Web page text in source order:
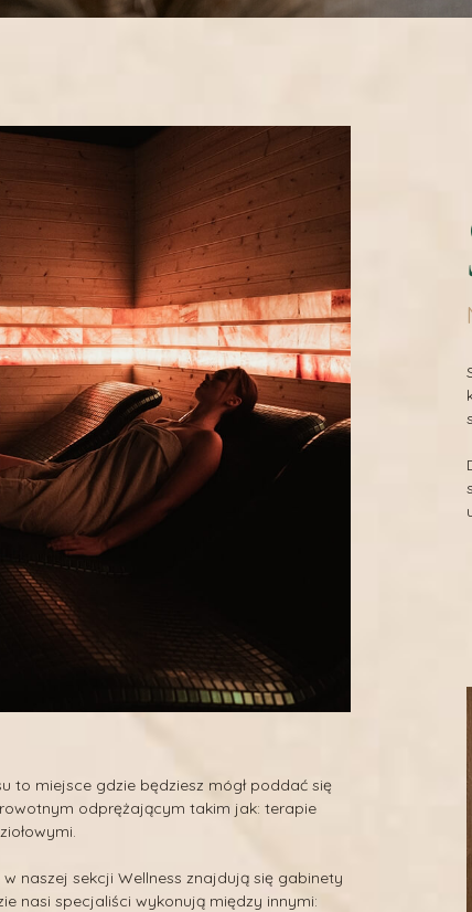
Laser frakcyjny Lutronic CO2
Stymulatory tkankowe
Tropokolagen
Makijaż permanentny
to miejsce gdzie będziesz mógł poddać się
odprężającym takim jak: terapie
naszej sekcji Wellness znajdują się gabinety
nasi specjaliści wykonują między innymi: